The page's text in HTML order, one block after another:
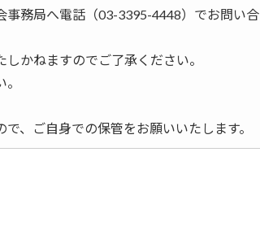
事務局へ電話（03-3395-4448）でお問い合
かねますのでご了承ください。
、ご自身での保管をお願いいたします。